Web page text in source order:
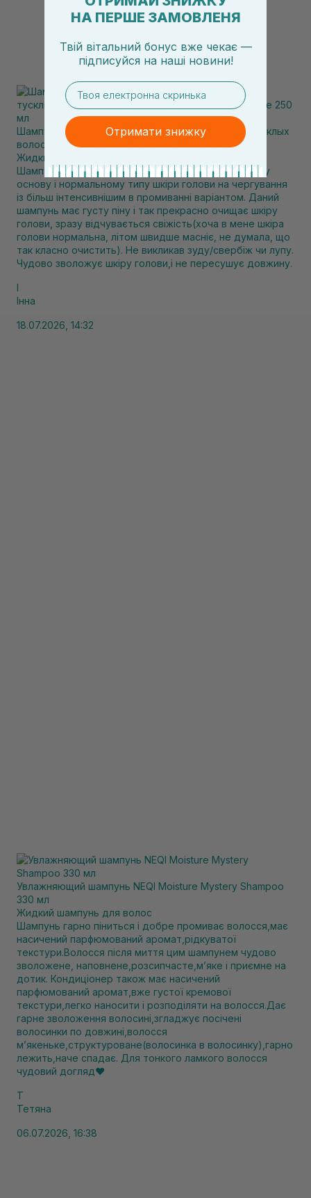
Шампунь для ежедневного использования для тусклых
волос LOLA Morte Subita Shampoo Hidratante 250 мл
Жидкий шампунь для волос
Шампунь,який підійде сухій шкірі голови на постійну
основу і нормальному типу шкіри голови на чергування
із більш інтенсивнішим в промиванні варіантом. Даний
шампунь має густу піну і так прекрасно очищає шкіру
голови, зразу відчувається свіжість(хоча в мене шкіра
голови нормальна, літом швидше масніє, не думала, що
так класно очистить). Не викликав зуду/свербіж чи лупу.
Чудово зволожує шкіру голови,і не пересушує довжину.
І
Інна
18.07.2026, 14:32
Увлажняющий шампунь NEQI Moisture Mystery Shampoo
330 мл
Жидкий шампунь для волос
Шампунь гарно піниться і добре промиває волосся,має
насичений парфюмований аромат,рідкуватої
текстури.Волосся після миття цим шампунем чудово
зволожене, наповнене,розсипчасте,мʼяке і приємне на
дотик. Кондиціонер також має насичений
парфюмований аромат,вже густої кремової
текстури,легко наносити і розподіляти на волосся.Дає
гарне зволоження волосині,згладжує посічені
волосинки по довжині,волосся
мʼякеньке,структуроване(волосинка в волосинку),гарно
лежить,наче спадає. Для тонкого ламкого волосся
чудовий догляд❤️
Т
Тетяна
06.07.2026, 16:38
НА ПЕРШЕ ЗАМОВЛЕНЯ
Твій вітальний бонус вже чекає —
підписуйся на наші новини!
email
Отримати знижку